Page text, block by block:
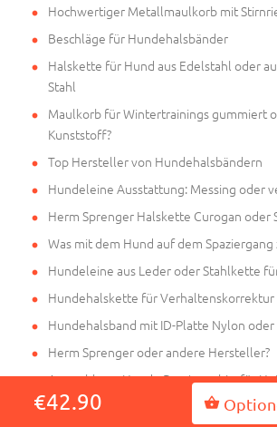
€42.90
Hochwertiger Metallmaulkorb mit
Beschläge für Hundehalsbänder
Halskette für Hund aus Edelstahl oder
Stahl
Maulkorb für Wintertrainings gummiert
Kunststoff?
Top Hersteller von Hundehalsbändern
Hundeleine Ausstattung: Messing oder
Herm Sprenger Halskette Curogan oder
Was mit dem Hund auf dem Spaziergang
Hundeleine aus Leder oder Stahlkette
Hundehalskette für Verhaltenskorrektur
Hundehalsband mit ID-Platte Nylon oder
Herm Sprenger oder andere Hersteller?
Auswahl von Hunde Brustgeschirr für
Resources